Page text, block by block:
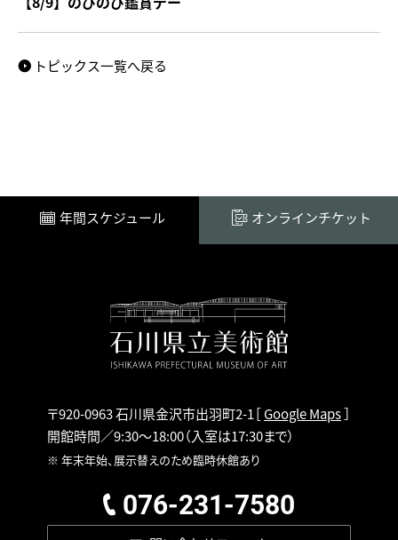
トピックス一覧へ戻る
年間スケジュール オンラインチケット
〒920-0963 石川県金沢市出羽町2-1［Google Maps］
開館時間／9:30～18:00（入室は17:30まで）
※ 年末年始、展示替えのため臨時休館あり
076-231-7580